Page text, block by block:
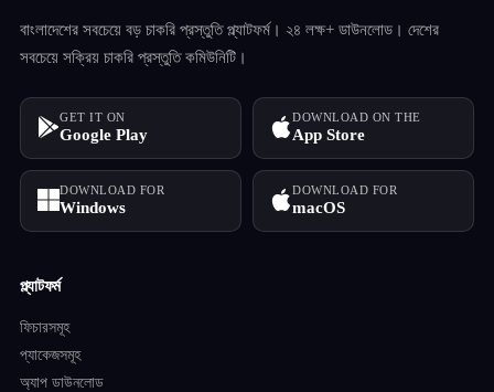
বাংলাদেশের সবচেয়ে বড় চাকরি প্রস্তুতি প্ল্যাটফর্ম। ২৪ লক্ষ+ ডাউনলোড। দেশের
সবচেয়ে সক্রিয় চাকরি প্রস্তুতি কমিউনিটি।
GET IT ON
Google Play
DOWNLOAD ON THE
App Store
DOWNLOAD FOR
Windows
DOWNLOAD FOR
macOS
প্ল্যাটফর্ম
ফিচারসমূহ
প্যাকেজসমূহ
অ্যাপ ডাউনলোড